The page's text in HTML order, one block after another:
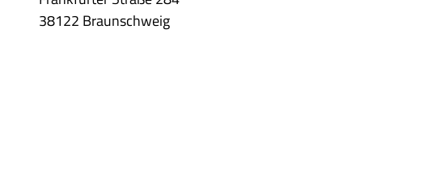
38122 Braunschweig